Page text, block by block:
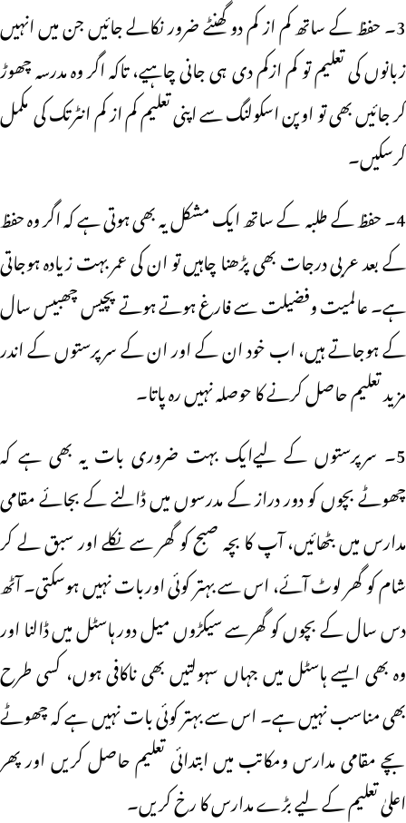
3۔ حفظ کے ساتھ کم از کم دو گھنٹے ضرور نکالے جائیں جن میں انہیں
زبانوں کی تعلیم تو کم ازکم دی ہی جانی چاہیے، تاکہ اگر وہ مدرسہ چھوڑ
کر جائیں بھی تو اوپن اسکولنگ سے اپنی تعلیم کم از کم انٹرتک کی مکمل
کرسکیں۔
4۔ حفظ کے طلبہ کے ساتھ ایک مشکل یہ بھی ہوتی ہے کہ اگر وہ حفظ
کے بعد عربی درجات بھی پڑھنا چاہیں تو ان کی عمر بہت زیادہ ہوجاتی
ہے۔ عالمیت وفضیلت سے فارغ ہوتے ہوتے پچیس چھبیس سال
کے ہوجاتے ہیں، اب خود ان کے اور ان کے سرپرستوں کے اندر
مزید تعلیم حاصل کرنے کا حوصلہ نہیں رہ پاتا۔
5۔ سرپرستوں کے لیےایک بہت ضروری بات یہ بھی ہے کہ
چھوٹے بچوں کو دور دراز کے مدرسوں میں ڈالنے کے بجائے مقامی
مدارس میں بٹھائیں، آپ کا بچہ صبح کو گھر سے نکلے اور سبق لے کر
شام کو گھر لوٹ آئے، اس سے بہتر کوئی اوربات نہیں ہوسکتی۔ آٹھ
دس سال کے بچوں کو گھرسے سیکڑوں میل دور ہاسٹل میں ڈالنا اور
وہ بھی ایسے ہاسٹل میں جہاں سہولتیں بھی ناکافی ہوں، کسی طرح
بھی مناسب نہیں ہے۔ اس سے بہتر کوئی بات نہیں ہے کہ چھوٹے
بچے مقامی مدارس ومکاتب میں ابتدائی تعلیم حاصل کریں اور پھر
اعلیٰ تعلیم کے لیے بڑے مدارس کا رخ کریں۔